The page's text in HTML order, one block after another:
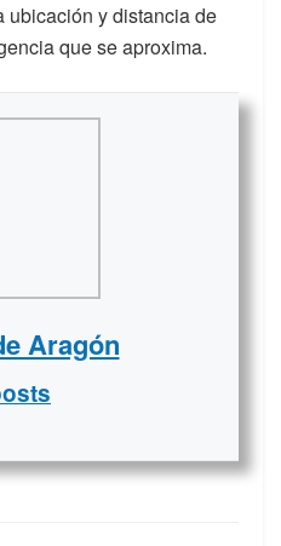
ubicación y distancia de
que se aproxima.
Aragón